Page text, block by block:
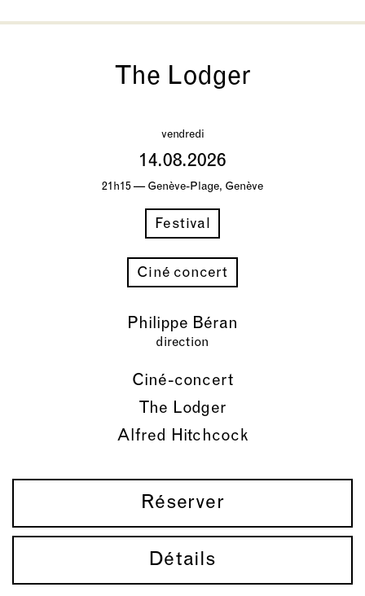
The Lodger
Réserver
Détails
vendredi
14.08.2026
21h15 — Genève-Plage, Genève
Festival
Ciné concert
Philippe Béran
direction
Ciné-concert
The Lodger
Alfred Hitchcock